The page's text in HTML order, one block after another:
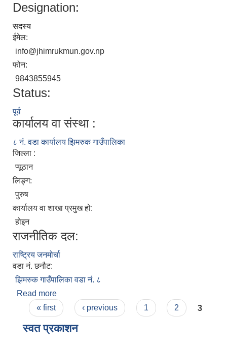
Designation:
सदस्य
ईमेल:
info@jhimrukmun.gov.np
फोन:
9843855945
Status:
पूर्व
कार्यालय वा संस्था :
८ नं. वडा कार्यालय झिमरुक गाउँपालिका
जिल्ला :
प्यूठान
लिङ्ग:
पुरुष
कार्यालय वा शाखा प्रमुख हो:
होइन
राजनीतिक दल:
राष्ट्रिय जनमोर्चा
वडा नं. छनौट:
झिमरुक गाउँपालिका वडा नं. ८
Read more
Pages
« first ‹ previous 1 2 3
स्वत प्रकाशन